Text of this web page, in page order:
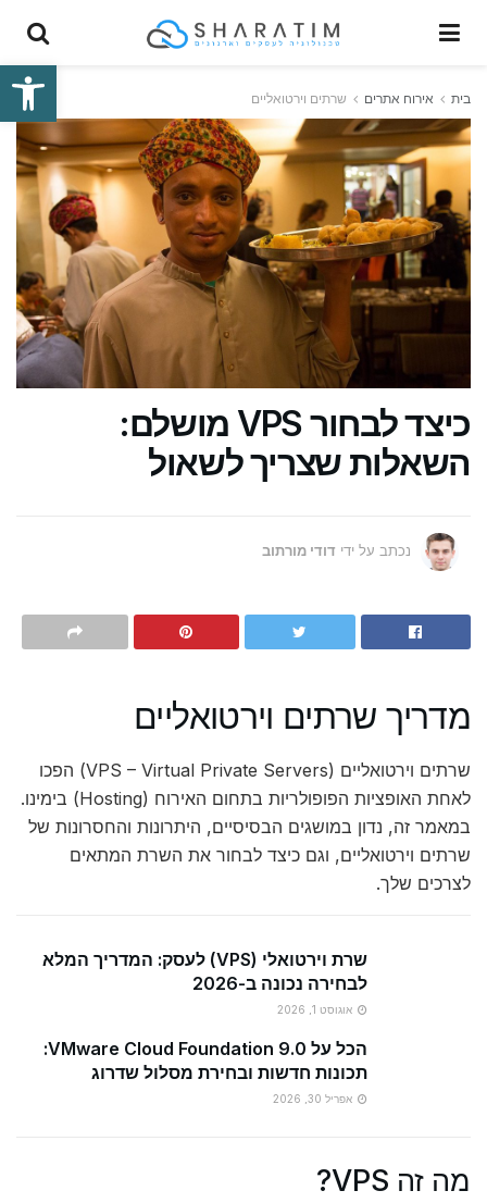
פתח
בית אירוח אתרים שרתים וירטואליים
כיצד לבחור VPS מושלם:
השאלות שצריך לשאול
נכתב על ידי דודי מורתוב
מדריך שרתים וירטואליים
שרתים וירטואליים (VPS – Virtual Private Servers) הפכו
לאחת האופציות הפופולריות בתחום האירוח (Hosting) בימינו.
במאמר זה, נדון במושגים הבסיסיים, היתרונות והחסרונות של
שרתים וירטואליים, וגם כיצד לבחור את השרת המתאים
לצרכים שלך.
שרת וירטואלי (VPS) לעסק: המדריך המלא
לבחירה נכונה ב-2026
אוגוסט 1, 2026
הכל על VMware Cloud Foundation 9.0:
תכונות חדשות ובחירת מסלול שדרוג
אפריל 30, 2026
מה זה VPS?